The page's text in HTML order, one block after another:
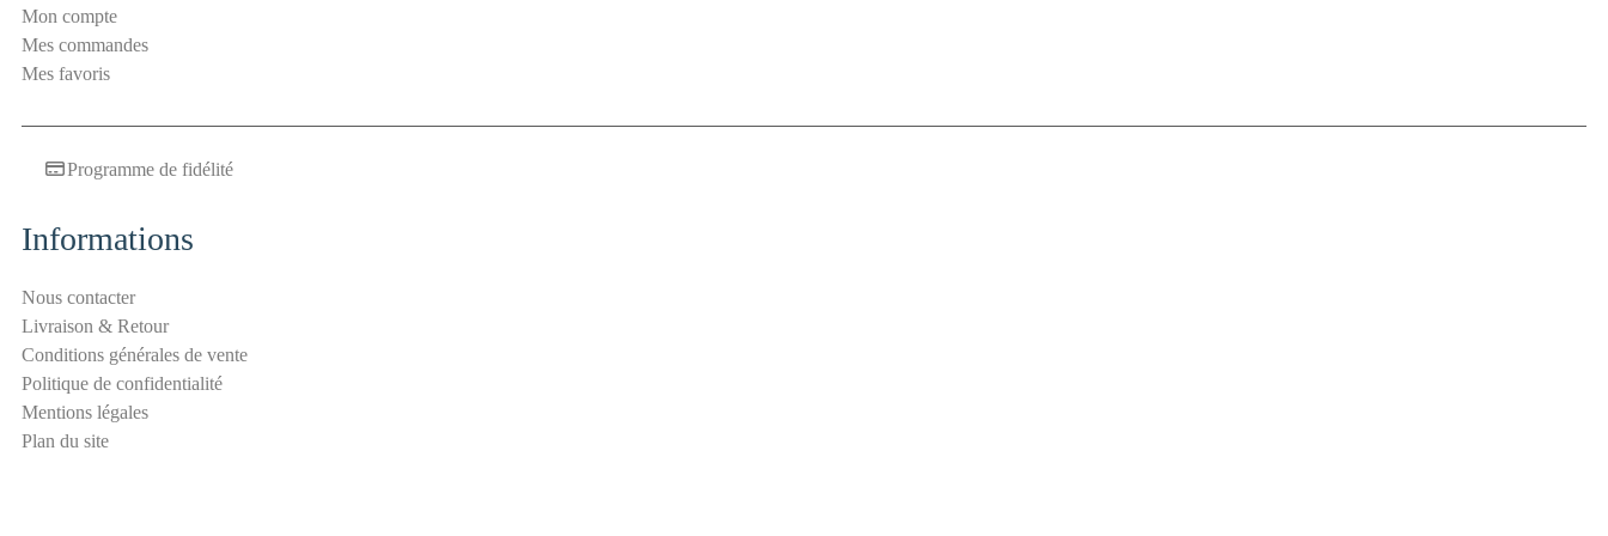
a
n
t
a
m
Mon compte
Mes commandes
Mes favoris
Programme de fidélité
Informations
Nous contacter
Livraison & Retour
Conditions générales de vente
Politique de confidentialité
Mentions légales
Plan du site